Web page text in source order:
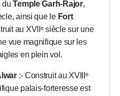
duTemple Garh-Rajor,
ainsi que le Fort
au XVIIᵉ siècle sur une
vue magnifique sur les
en plein vol.
:- Construit au XVIIIᵉ
palais-forteresse est